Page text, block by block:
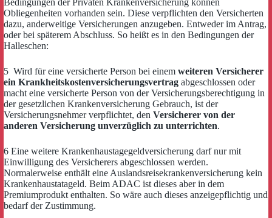
Bedingungen der Privaten Krankenversicherung können
Obliegenheiten vorhanden sein. Diese verpflichten den Versicherten
dazu, anderweitige Versicherungen anzugeben. Entweder im Antrag,
oder bei späterem Abschluss. So heißt es in den Bedingungen der
Halleschen:
5 Wird für eine versicherte Person bei einem weiteren Versicherer
ein Krankheitskostenversicherungsvertrag abgeschlossen oder
macht eine versicherte Person von der Versicherungsberechtigung in
der gesetzlichen Krankenversicherung Gebrauch, ist der
Versicherungsnehmer verpflichtet, den Versicherer von der
anderen Versicherung unverzüglich zu unterrichten.
6 Eine weitere Krankenhaustagegeldversicherung darf nur mit
Einwilligung des Versicherers abgeschlossen werden.
Normalerweise enthält eine Auslandsreisekrankenversicherung kein
Krankenhaustatageld. Beim ADAC ist dieses aber in dem
Premiumprodukt enthalten. So wäre auch dieses anzeigepflichtig und
bedarf der Zustimmung.